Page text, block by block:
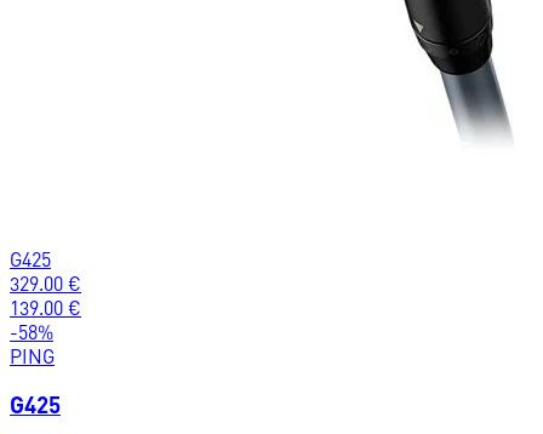
G425
329.00 €
139.00 €
-58%
PING
G425